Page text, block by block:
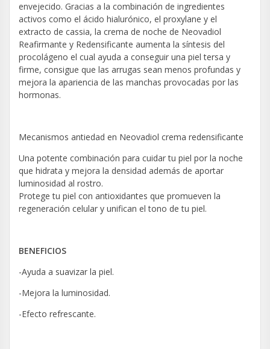
envejecido. Gracias a la combinación de ingredientes
activos como el ácido hialurónico, el proxylane y el
extracto de cassia, la crema de noche de Neovadiol
Reafirmante y Redensificante aumenta la síntesis del
procolágeno el cual ayuda a conseguir una piel tersa y
firme, consigue que las arrugas sean menos profundas y
mejora la apariencia de las manchas provocadas por las
hormonas.
Mecanismos antiedad en Neovadiol crema redensificante
Una potente combinación para cuidar tu piel por la noche
que hidrata y mejora la densidad además de aportar
luminosidad al rostro.
Protege tu piel con antioxidantes que promueven la
regeneración celular y unifican el tono de tu piel.
BENEFICIOS
-Ayuda a suavizar la piel.
-Mejora la luminosidad.
-Efecto refrescante.